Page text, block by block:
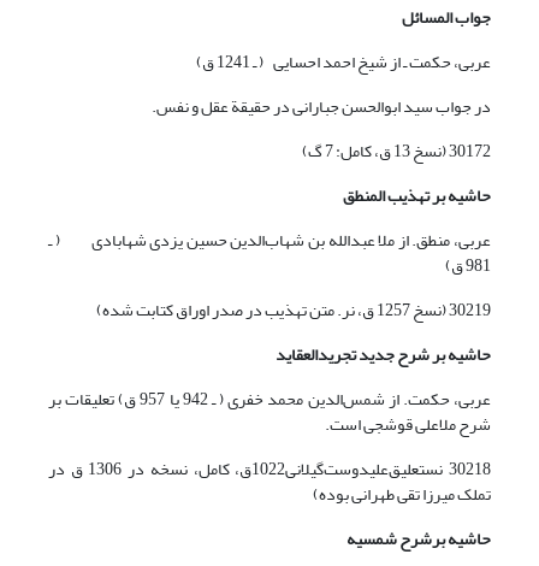
جواب المسائل
عربی، حکمت ـ از شیخ احمد احسایی ( ـ 1241 ق)
در جواب سید ابوالحسن جبارانی در حقیقة عقل و نفس.
30172 (نسخ 13 ق، کامل: 7 گ)
حاشیه بر تهذیب المنطق
عربی، منطق. از ملا عبدالله بن شهاب‌الدین حسین یزدی شهابادی ( ـ
981 ق)
30219 (نسخ 1257 ق، نر. متن تهذیب در صدر اوراق کتابت شده)
حاشیه بر شرح جدید تجریدالعقاید
عربی، حکمت. از شمس‌الدین محمد خفری ( ـ 942 یا 957 ق) تعلیقات بر
شرح ملاعلی قوشجی است.
30218 نستعلیق‌علیدوست‌گیلانی1022ق، کامل، نسخه در 1306 ق در
تملک میرزا تقی طهرانی بوده)
حاشیه برشرح شمسیه